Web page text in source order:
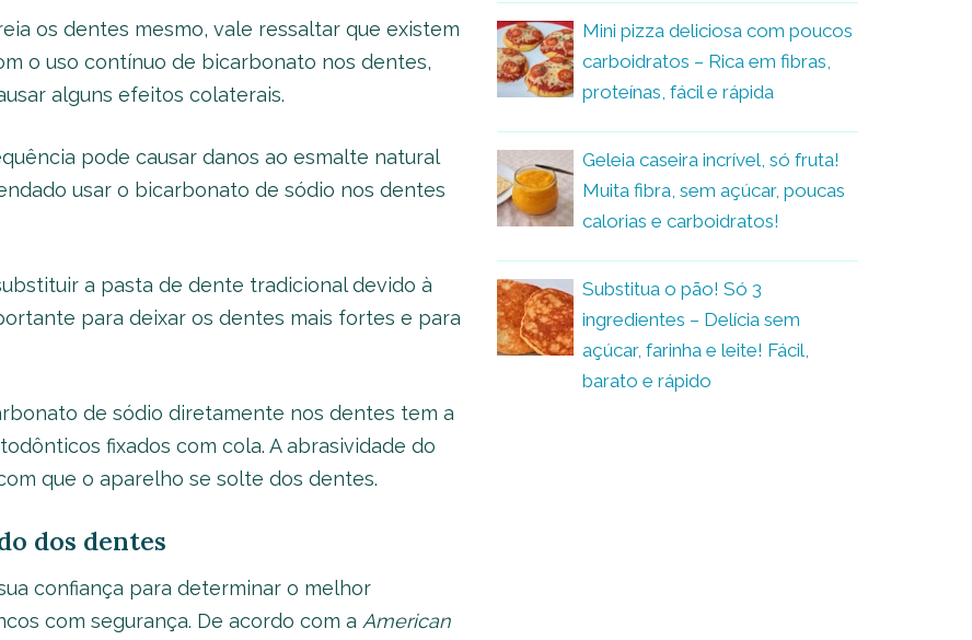
os dentes mesmo, vale ressaltar que existem
o uso contínuo de bicarbonato nos dentes,
alguns efeitos colaterais.
pode causar danos ao esmalte natural
usar o bicarbonato de sódio nos dentes
a pasta de dente tradicional devido à
para deixar os dentes mais fortes e para
de sódio diretamente nos dentes tem a
fixados com cola. A abrasividade do
que o aparelho se solte dos dentes.
dos dentes
confiança para determinar o melhor
com segurança. De acordo com a American
Mini pizza deliciosa com poucos
carboidratos – Rica em fibras,
proteínas, fácil e rápida
Geleia caseira incrível, só fruta!
Muita fibra, sem açúcar, poucas
calorias e carboidratos!
Substitua o pão! Só 3
ingredientes – Delícia sem
açúcar, farinha e leite! Fácil,
barato e rápido